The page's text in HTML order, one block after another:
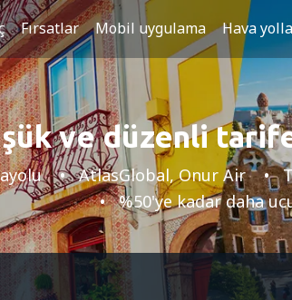
Fırsatlar Mobil uygulama Hava
ve düzenli
AtlasGlobal, Onur Air
%50'ye kadar daha